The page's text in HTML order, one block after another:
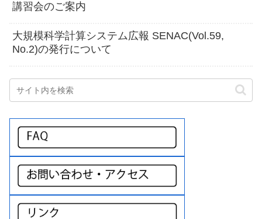
講習会のご案内
大規模科学計算システム広報 SENAC(Vol.59,
No.2)の発行について